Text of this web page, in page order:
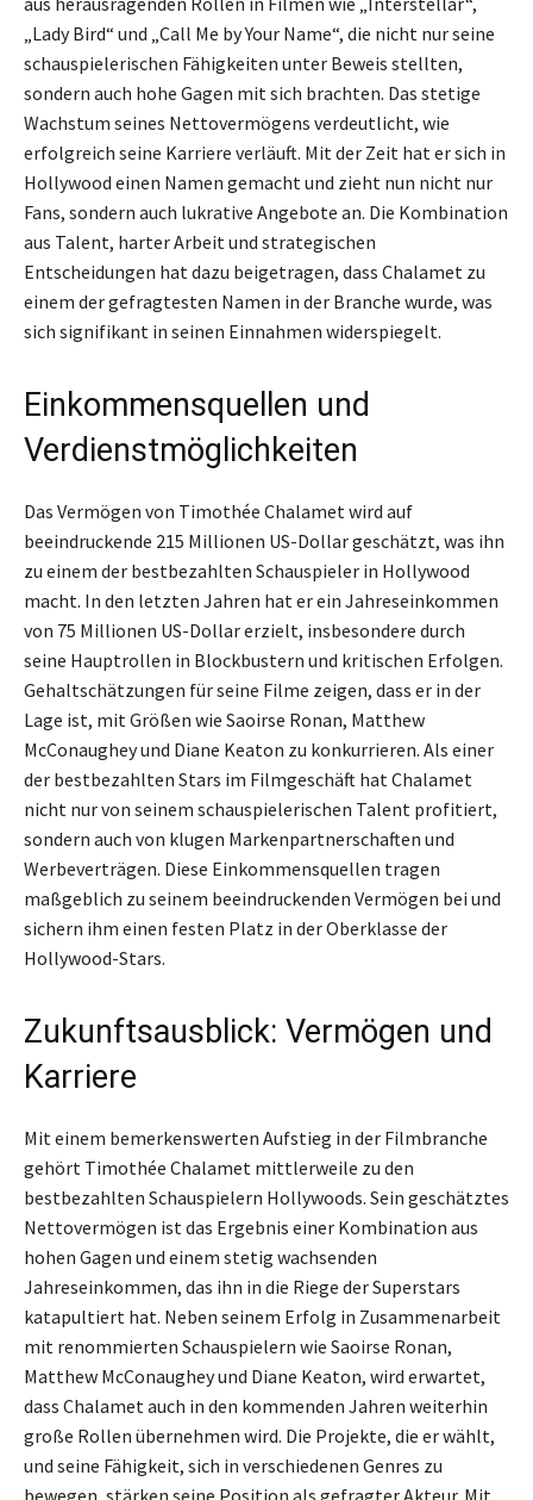
„Lady Bird“ und „Call Me by Your Name“, die nicht nur seine
schauspielerischen Fähigkeiten unter Beweis stellten,
sondern auch hohe Gagen mit sich brachten. Das stetige
Wachstum seines Nettovermögens verdeutlicht, wie
erfolgreich seine Karriere verläuft. Mit der Zeit hat er sich in
Hollywood einen Namen gemacht und zieht nun nicht nur
Fans, sondern auch lukrative Angebote an. Die Kombination
aus Talent, harter Arbeit und strategischen
Entscheidungen hat dazu beigetragen, dass Chalamet zu
einem der gefragtesten Namen in der Branche wurde, was
sich signifikant in seinen Einnahmen widerspiegelt.
Einkommensquellen und
Verdienstmöglichkeiten
Das Vermögen von Timothée Chalamet wird auf
beeindruckende 215 Millionen US-Dollar geschätzt, was ihn
zu einem der bestbezahlten Schauspieler in Hollywood
macht. In den letzten Jahren hat er ein Jahreseinkommen
von 75 Millionen US-Dollar erzielt, insbesondere durch
seine Hauptrollen in Blockbustern und kritischen Erfolgen.
Gehaltschätzungen für seine Filme zeigen, dass er in der
Lage ist, mit Größen wie Saoirse Ronan, Matthew
McConaughey und Diane Keaton zu konkurrieren. Als einer
der bestbezahlten Stars im Filmgeschäft hat Chalamet
nicht nur von seinem schauspielerischen Talent profitiert,
sondern auch von klugen Markenpartnerschaften und
Werbeverträgen. Diese Einkommensquellen tragen
maßgeblich zu seinem beeindruckenden Vermögen bei und
sichern ihm einen festen Platz in der Oberklasse der
Hollywood-Stars.
Zukunftsausblick: Vermögen und
Karriere
Mit einem bemerkenswerten Aufstieg in der Filmbranche
gehört Timothée Chalamet mittlerweile zu den
bestbezahlten Schauspielern Hollywoods. Sein geschätztes
Nettovermögen ist das Ergebnis einer Kombination aus
hohen Gagen und einem stetig wachsenden
Jahreseinkommen, das ihn in die Riege der Superstars
katapultiert hat. Neben seinem Erfolg in Zusammenarbeit
mit renommierten Schauspielern wie Saoirse Ronan,
Matthew McConaughey und Diane Keaton, wird erwartet,
dass Chalamet auch in den kommenden Jahren weiterhin
große Rollen übernehmen wird. Die Projekte, die er wählt,
und seine Fähigkeit, sich in verschiedenen Genres zu